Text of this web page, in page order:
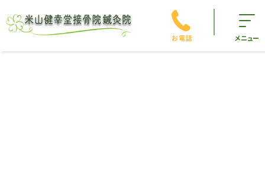
お電話 メニュー